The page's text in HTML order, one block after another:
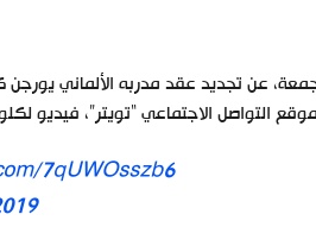
عن تجديد عقد مدربه الألماني يورجن
التواصل الاجتماعي “تويتر”، فيديو
7qUWOsszb6